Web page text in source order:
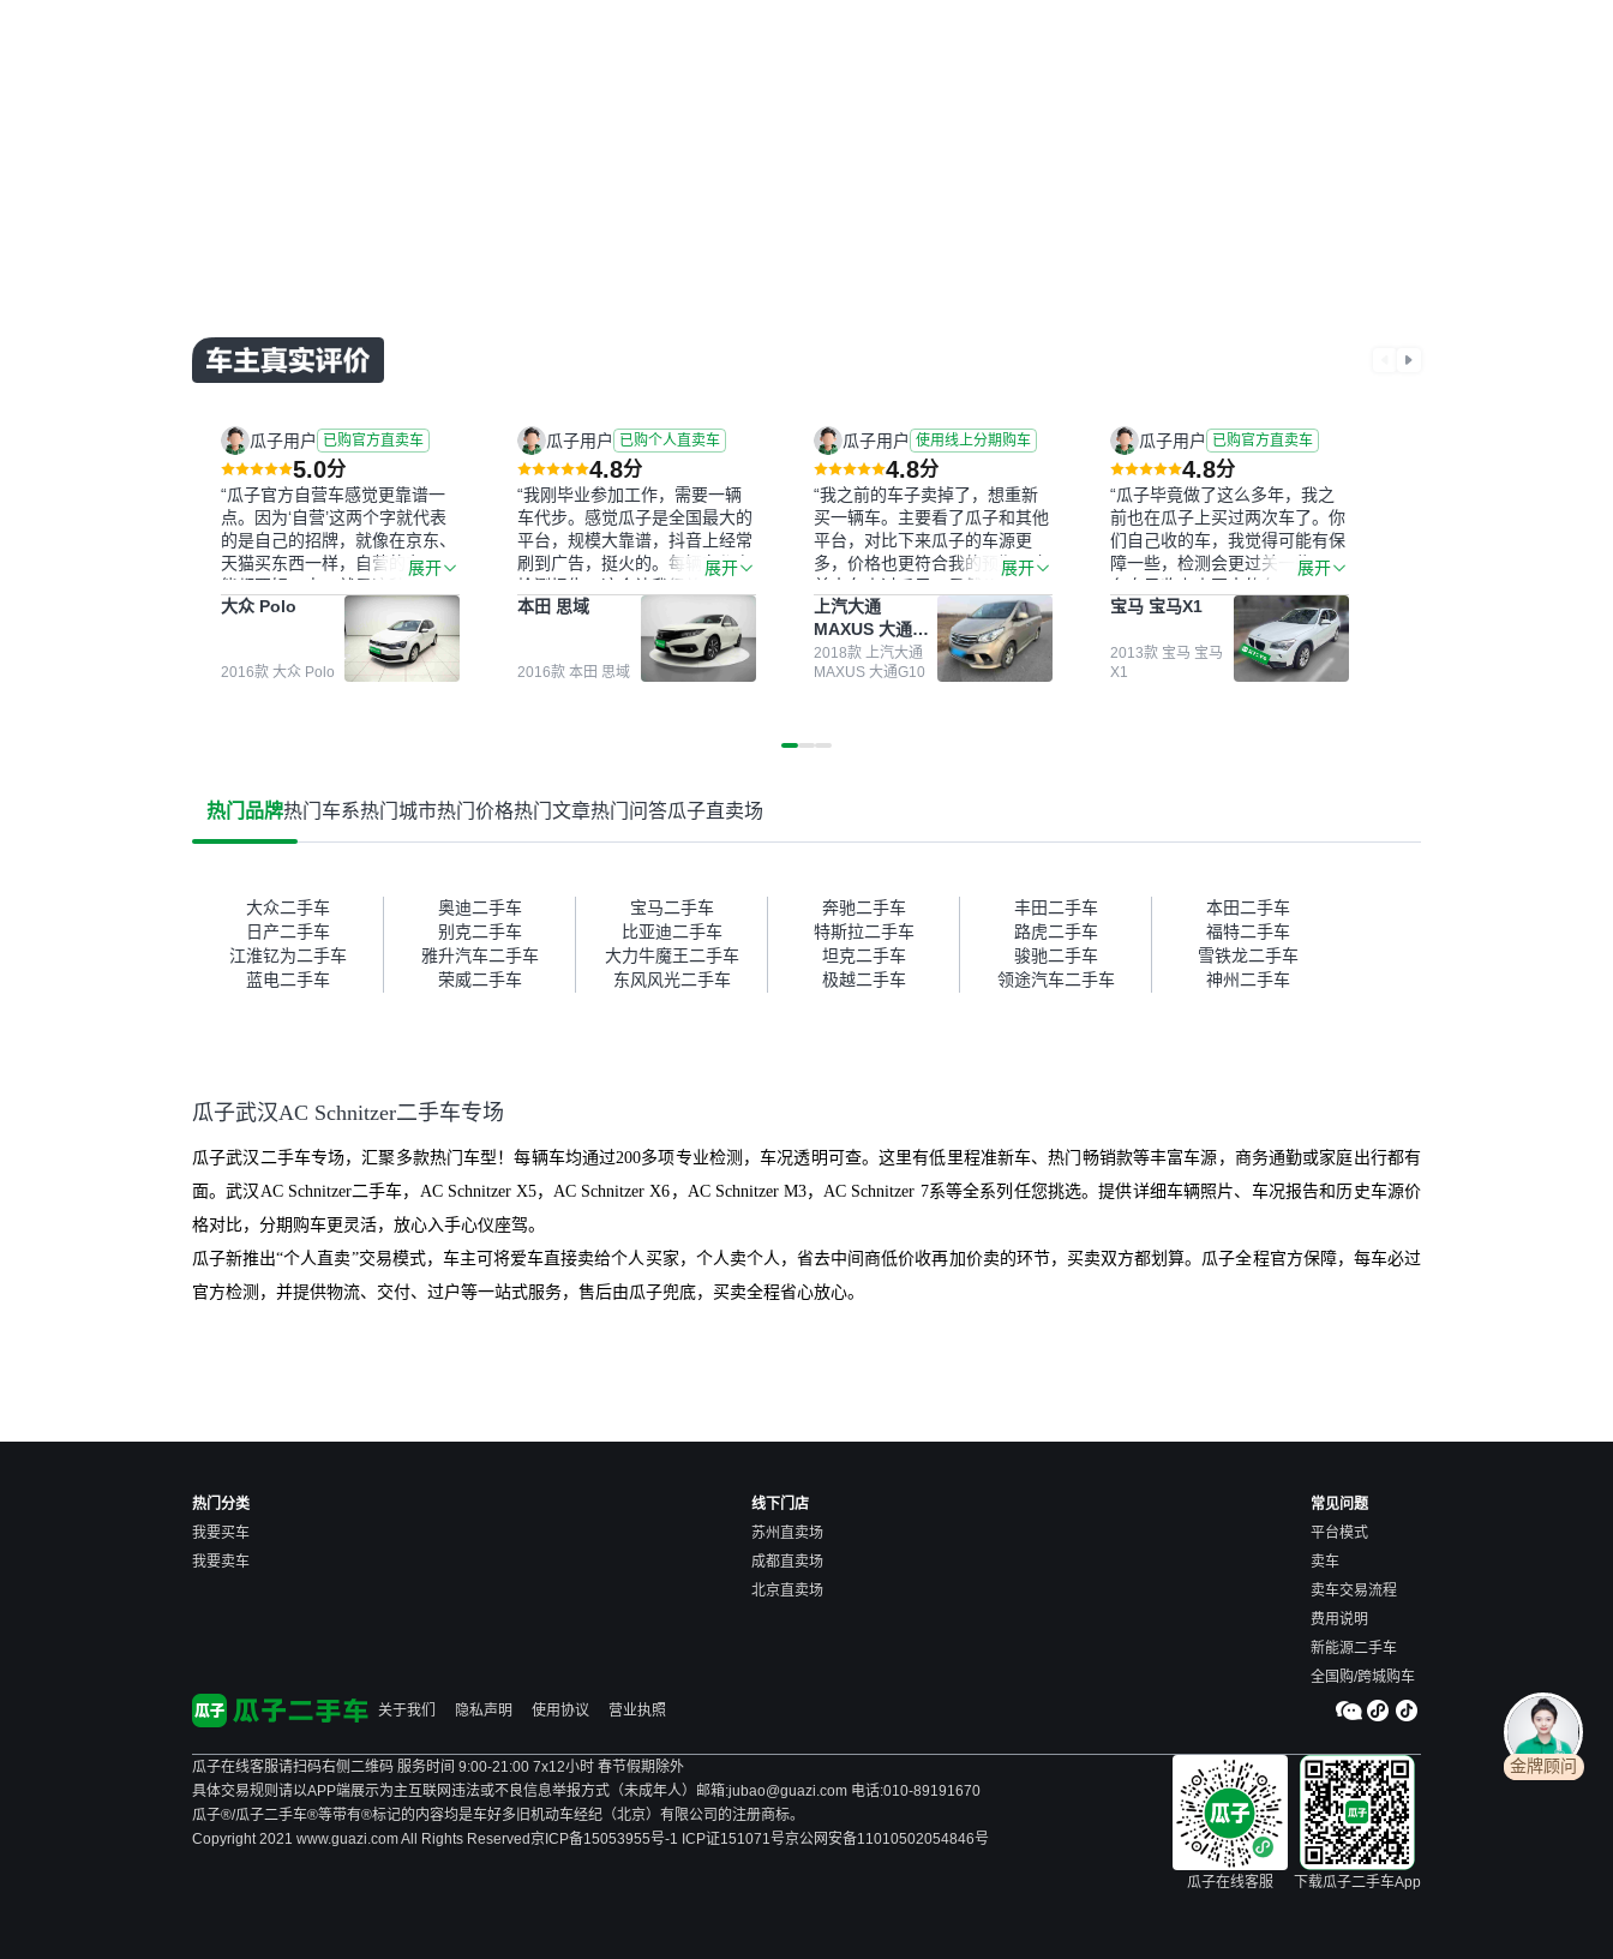
瓜子用户 已购官方直卖车
5.0分
“瓜子官方自营车感觉更靠谱一
点。因为‘自营’这两个字就代表
的是自己的招牌，就像在京东、
天猫买东西一样，自营的东西可
能都要好一点。就是这种刻板印
象吧。一开始买二手车的时候，
我确实有担心过事故车、泡水车
这些问题。瓜子的检测报告其实
并不能完全打消顾虑，因为我也
果跟你们的报告是符合的，所以
这次车况没问题。购车流程挺快
车。去之前我提前跟交接人员说
好，到了之后要当着我的面再做
一次复检，你们也安排了师傅，
服务可以，速度很快。体验下来
自营车的感觉是要比个人车好一
我协商，主动权在平台手里。”
展开
大众 Polo
2016款 大众 Polo
瓜子用户 已购个人直卖车
4.8分
“我刚毕业参加工作，需要一辆
车代步。感觉瓜子是全国最大的
平台，规模大靠谱，抖音上经常
刷到广告，挺火的。每辆车都有
检测报告，这个让我很放心。去
外面买车全凭卖家一张嘴，不敢
买。我买了本田思域，白色，过
户次数少，公里数符合，虽然价
格比我心理预期略高一点，但瓜
价格比车商那便宜，车况也有检
展开
本田 思域
2016款 本田 思域
瓜子用户 使用线上分期购车
4.8分
“我之前的车子卖掉了，想重新
买一辆车。主要看了瓜子和其他
平台，对比下来瓜子的车源更
多，价格也更符合我的预期。之
前卖车来过瓜子，虽然价格没谈
成，但APP一直留着。瓜子毕竟
是大平台，整体印象还好。我最
终买了一台上汽大通，18年的
车，公里数9万多，符合我的要
捷，其他平台的分期需要到当地
障。”
展开
上汽大通
MAXUS 大通
G10
2018款 上汽大通
MAXUS 大通G10
瓜子用户 已购官方直卖车
4.8分
“瓜子毕竟做了这么多年，我之
前也在瓜子上买过两次车了。你
们自己收的车，我觉得可能有保
障一些，检测会更过关一些。平
台自己收上来再卖的车，应该更
可靠。我买的是宝马X1，主要看
中它的价格和公里数比较合适。
另外，瓜子承诺无火烧、无事
故、无泡水、无调表，在平台自
帮我谈价。自营车我讲过价，最
后是通过花一块钱买优惠券的方
式，便宜了800块钱成交。”
展开
宝马 宝马X1
2013款 宝马 宝马
X1
热门品牌热门车系热门城市热门价格热门文章热门问答瓜子直卖场
大众二手车 奥迪二手车 宝马二手车 奔驰二手车 丰田二手车
本田二手车
日产二手车
别克二手车 比亚迪二手车 特斯拉二手车 路虎二手车
福特二手车
江淮钇为二手车
雅升汽车二手车 大力牛魔王二手车 坦克二手车 骏驰二手车
雪铁龙二手车
蓝电二手车
荣威二手车 东风风光二手车 极越二手车 领途汽车二手车 神州二手车
瓜子武汉AC Schnitzer二手车专场
瓜子武汉二手车专场，汇聚多款热门车型！每辆车均通过200多项专业检测，车况透明可查。这里有低里程准新车、热门畅销款等丰富车源，商务通勤或家庭出行都有
面。武汉AC Schnitzer二手车，AC Schnitzer X5，AC Schnitzer X6，AC Schnitzer M3，AC Schnitzer 7系等全系列任您挑选。提供详细车辆照片、车况报告和历史车源价
格对比，分期购车更灵活，放心入手心仪座驾。
瓜子新推出“个人直卖”交易模式，车主可将爱车直接卖给个人买家，个人卖个人，省去中间商低价收再加价卖的环节，买卖双方都划算。瓜子全程官方保障，每车必过
官方检测，并提供物流、交付、过户等一站式服务，售后由瓜子兜底，买卖全程省心放心。
热门分类
我要买车
我要卖车
线下门店
苏州直卖场
成都直卖场
北京直卖场
常见问题
平台模式
卖车
卖车交易流程
费用说明
新能源二手车
全国购/跨城购车
关于我们
隐私声明 使用协议 营业执照
瓜子在线客服请扫码右侧二维码 服务时间 9:00-21:00 7x12小时 春节假期除外
具体交易规则请以APP端展示为主 互联网违法或不良信息举报方式（未成年人）邮箱:jubao@guazi.com 电话:010-89191670
瓜子®/瓜子二手车®等带有®标记的内容均是车好多旧机动车经纪（北京）有限公司的注册商标。
Copyright 2021 www.guazi.com All Rights Reserved京ICP备15053955号-1 ICP证151071号京公网安备11010502054846号
瓜子在线客服 下载瓜子二手车App
金牌顾问